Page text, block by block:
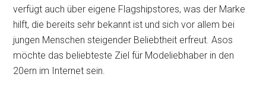
verfügt auch über eigene Flagshipstores, was der Marke
hilft, die bereits sehr bekannt ist und sich vor allem bei
jungen Menschen steigender Beliebtheit erfreut. Asos
möchte das beliebteste Ziel für Modeliebhaber in den
20ern im Internet sein.